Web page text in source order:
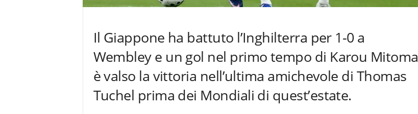
Il Giappone ha battuto l’Inghilterra per 1-0 a
Wembley e un gol nel primo tempo di Karou Mitoma
è valso la vittoria nell’ultima amichevole di Thomas
Tuchel prima dei Mondiali di quest’estate.